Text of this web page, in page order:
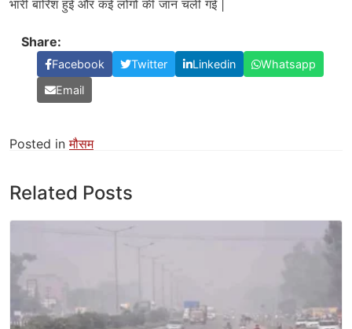
भारी बारिश हुई और कई लोगों की जान चली गई |
Share:
Facebook Twitter Linkedin
Whatsapp
Email
Posted inमौसम
Related Posts